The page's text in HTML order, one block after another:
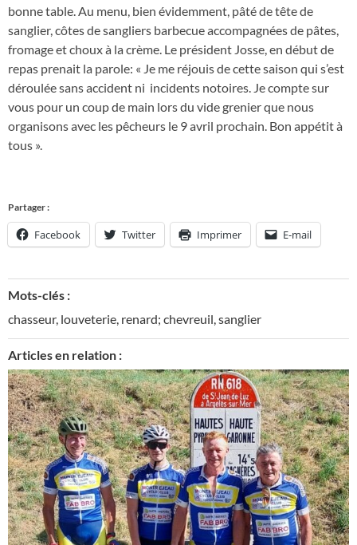
bonne table. Au menu, bien évidemment, pâté de tête de
sanglier, côtes de sangliers barbecue accompagnées de pâtes,
fromage et choux à la crème. Le président Josse, en début de
repas prenait la parole: « Je me réjouis de cette saison qui s’est
déroulée sans accident ni incidents notoires. Je compte sur
vous pour un coup de main lors du vide grenier que nous
organisons avec les pêcheurs le 9 avril prochain. Bon appétit à
tous ».
Partager :
Facebook Twitter Imprimer E-mail
Mots-clés :
chasseur, louveterie, renard; chevreuil,sanglier
Articles en relation :